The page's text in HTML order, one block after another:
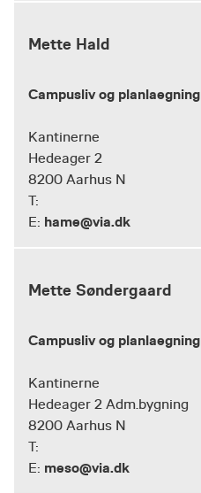
Mette Hald
Campusliv og planlaegning
Kantinerne
Hedeager 2
8200 Aarhus N
T:
E: hame@via.dk
Mette Søndergaard
Campusliv og planlaegning
Kantinerne
Hedeager 2 Adm.bygning
8200 Aarhus N
T:
E: meso@via.dk